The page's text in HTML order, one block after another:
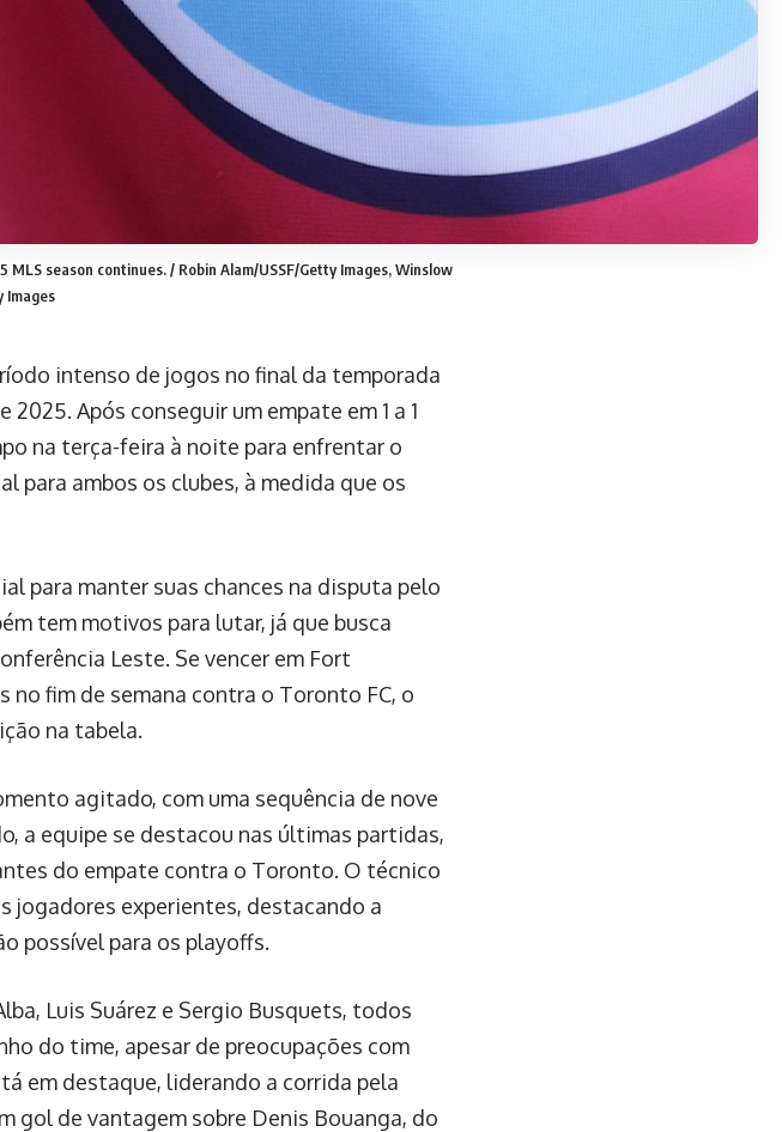
season continues. / Robin Alam/USSF/Getty Images, Winslow
Images
intenso de jogos no final da temporada
Após conseguir um empate em 1 a 1
na terça-feira à noite para enfrentar o
para ambos os clubes, à medida que os
para manter suas chances na disputa pelo
tem motivos para lutar, já que busca
Leste. Se vencer em Fort
fim de semana contra o Toronto FC, o
na tabela.
agitado, com uma sequência de nove
a equipe se destacou nas últimas partidas,
do empate contra o Toronto. O técnico
jogadores experientes, destacando a
possível para os playoffs.
Luis Suárez e Sergio Busquets, todos
do time, apesar de preocupações com
em destaque, liderando a corrida pela
gol de vantagem sobre Denis Bouanga, do